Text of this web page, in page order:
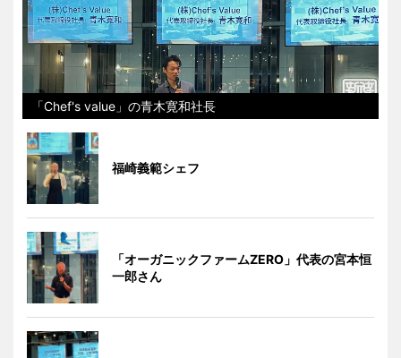
「Chef's value」の青木寛和社長
福崎義範シェフ
「オーガニックファームZERO」代表の宮本恒
一郎さん